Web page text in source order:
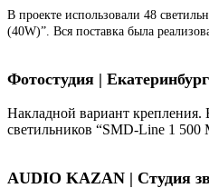
В проекте использовали 48
(40W)”. Вся поставка была
Фотостудия | Екатеринбург
Накладной вариант крепления.
светильников “SMD-Line 1
AUDIO KAZAN | Студия